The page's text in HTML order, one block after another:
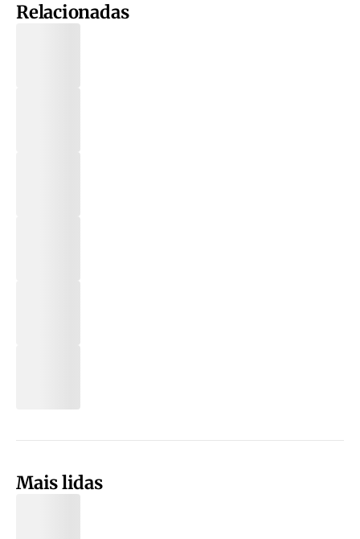
Relacionadas
Mais lidas